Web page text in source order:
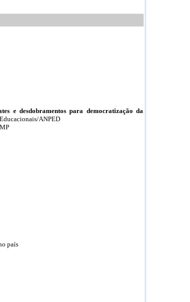
e desdobramentos para democratização da
ANPED
país